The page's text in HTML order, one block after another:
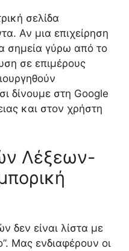
σελίδα
Αν μια επιχείρηση
σημεία γύρω από το
σε επιμέρους
δίνουμε στη Google
και στον χρήστη
Λέξεων-
δεν είναι λίστα με
Μας ενδιαφέρουν οι